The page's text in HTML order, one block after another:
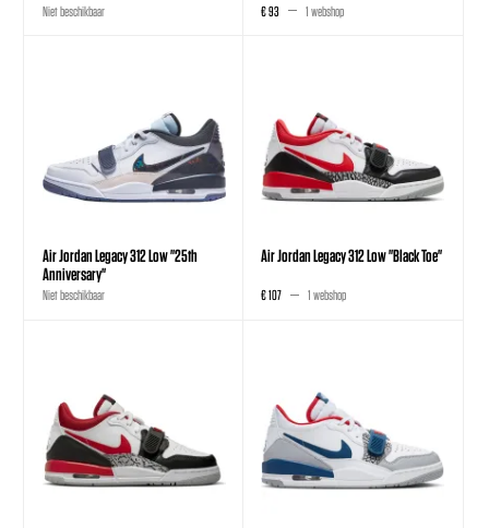
Niet beschikbaar € 93 1 webshop
Air Jordan Legacy 312 Low "25th
Anniversary"
Niet beschikbaar
Air Jordan Legacy 312 Low "Black Toe"
€ 107 1 webshop